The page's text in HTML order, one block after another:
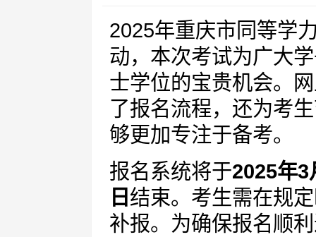
2025年重庆市同等学
动，本次考试为广大
士学位的宝贵机会。
了报名流程，还为考
够更加专注于备考。
报名系统将于2025年3
日 结束。考生需在规
补报。为确保报名顺